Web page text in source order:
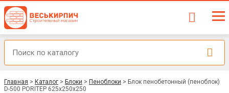
Главная > Каталог > Блоки > Пеноблоки > Блок пенобетонный (пеноблок)
D-500 PORITEP 625х250х250